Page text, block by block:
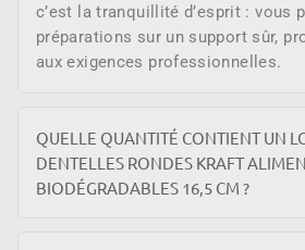
c’est la tranquillité d’esprit : vous
préparations sur un support sûr,
aux exigences professionnelles.
QUELLE QUANTITÉ CONTIENT UN
DENTELLES RONDES KRAFT
BIODÉGRADABLES 16,5 CM ?